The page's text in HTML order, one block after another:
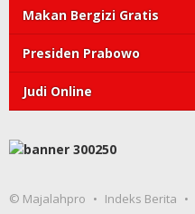
Makan Bergizi Gratis
Presiden Prabowo
Judi Online
© Majalahpro Indeks Berita